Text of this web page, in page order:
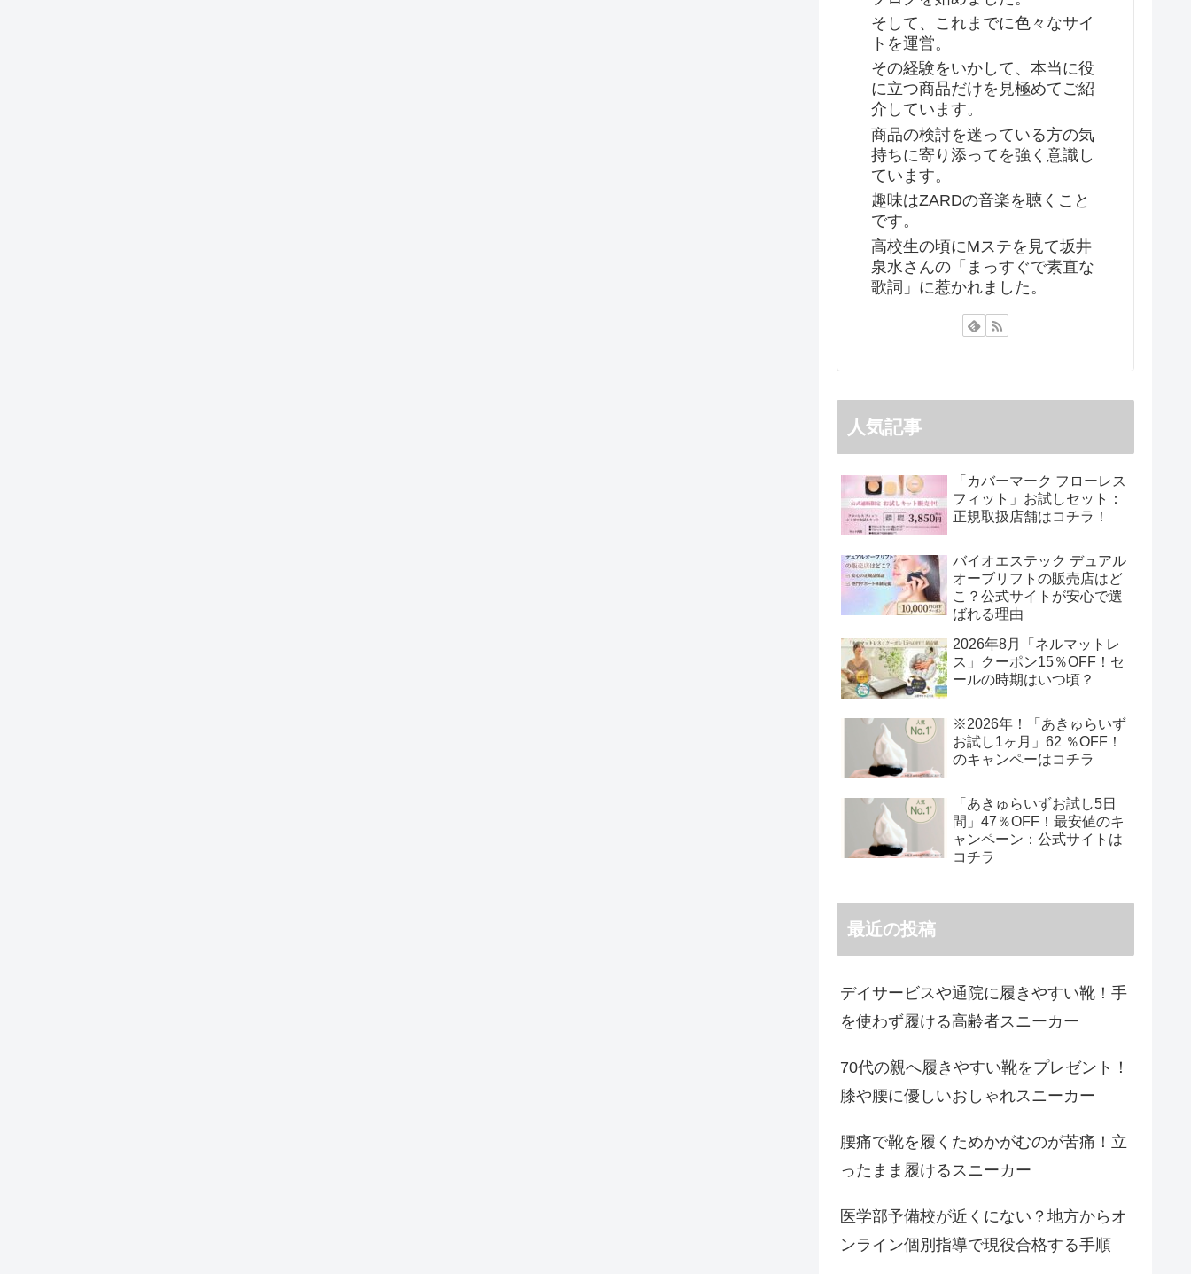
そして、これまでに色々なサイ
トを運営。
その経験をいかして、本当に役
に立つ商品だけを見極めてご紹
介しています。
商品の検討を迷っている方の気
持ちに寄り添ってを強く意識し
ています。
趣味はZARDの音楽を聴くこと
です。
高校生の頃にMステを見て坂井
泉水さんの「まっすぐで素直な
歌詞」に惹かれました。
人気記事
「カバーマーク フローレス
フィット」お試しセット：
正規取扱店舗はコチラ！
バイオエステック デュアル
オーブリフトの販売店はど
こ？公式サイトが安心で選
ばれる理由
2026年8月「ネルマットレ
ス」クーポン15％OFF！セ
ールの時期はいつ頃？
※2026年！「あきゅらいず
お試し1ヶ月」62 ％OFF！
のキャンペーはコチラ
「あきゅらいずお試し5日
間」47％OFF！最安値のキ
ャンペーン：公式サイトは
コチラ
最近の投稿
デイサービスや通院に履きやすい靴！手
を使わず履ける高齢者スニーカー
70代の親へ履きやすい靴をプレゼント！
膝や腰に優しいおしゃれスニーカー
腰痛で靴を履くためかがむのが苦痛！立
ったまま履けるスニーカー
医学部予備校が近くにない？地方からオ
ンライン個別指導で現役合格する手順